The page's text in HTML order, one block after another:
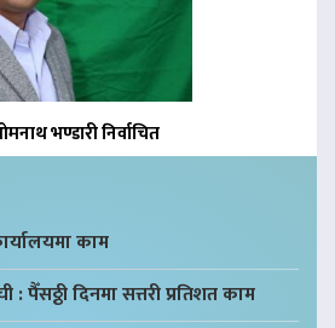
भण्डारी निर्वाचित
काम
पैँसठ्ठी दिनमा सत्तरी प्रतिशत काम